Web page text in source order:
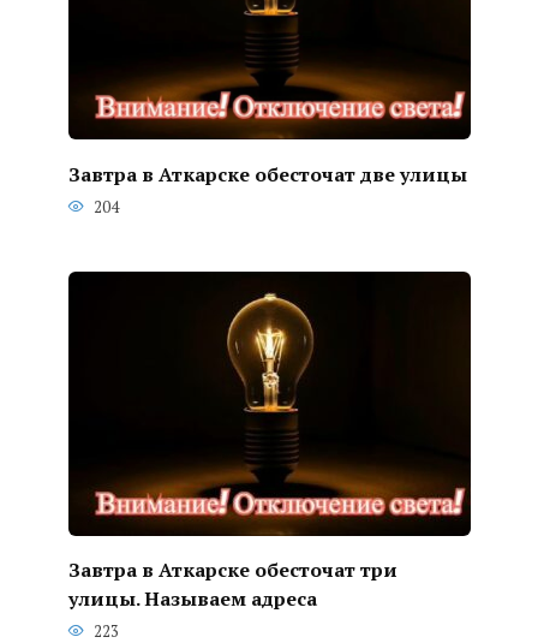
Завтра в Аткарске обесточат две улицы
204
Завтра в Аткарске обесточат три
улицы. Называем адреса
223